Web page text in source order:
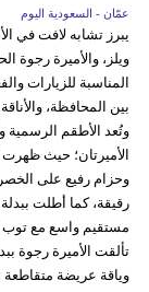
عمّان - السعودية اليوم
يبرز تشابه لافت في
ويلز، والأميرة رجوة
المناسبة للزيارات
بين المحافظة،
وتُعد الأطقم الرسمية
الأميرتان؛ حيث
وحزام رفيع على
رقيقة، كما أطلت
مستقيم واسع مع توب
تألقت الأميرة رجوة
وياقة عريضة متقاطعة